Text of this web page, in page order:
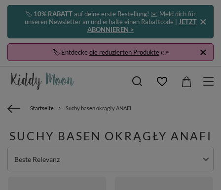
🏷️ 10% RABATTauf deine erste Bestellung! ✉️ Meld dich für
unseren Newsletter an und erhalte einen Rabattcode | JETZT
ABONNIEREN >
🏷️ Entdeckedie reduzierten Produkte👉
Startseite Suchy basen okrągły ANAFI
SUCHY BASEN OKRĄGŁY ANAFI
Sortierung ändern
Beste Relevanz